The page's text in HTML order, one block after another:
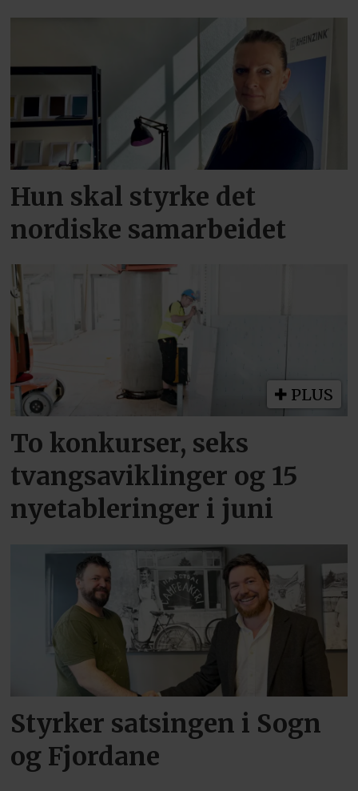
Hun skal styrke det
nordiske samarbeidet
PLUS
To konkurser, seks
tvangsaviklinger og 15
nyetableringer i juni
Styrker satsingen i Sogn
og Fjordane